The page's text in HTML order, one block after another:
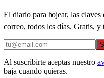
El diario para hojear, las
correo, todos los días. Gratis, y
Al suscribirte aceptas nuestro
baja cuando quieras.